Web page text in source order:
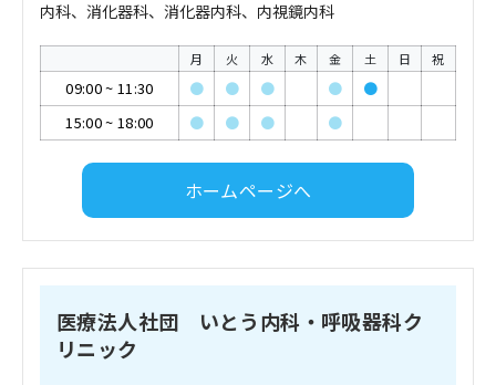
内科、消化器科、消化器内科、内視鏡内科
月 火 水 木 金 土 日 祝
09:00~ 11:30 ● ● ● ●
●
15:00~ 18:00 ● ● ● ●
ホームページへ
医療法人社団 いとう内科・呼吸器科ク
リニック